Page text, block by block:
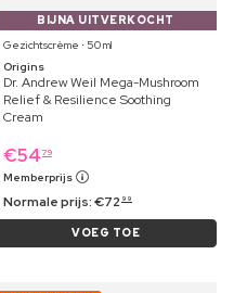
BIJNA UITVERKOCHT
Gezichtscrème ⋅ 50 ml
Origins
Dr. Andrew Weil Mega-Mushroom
Relief & Resilience Soothing
Cream
€54 79
Memberprijs
Normale prijs:€72 99
VOEG TOE